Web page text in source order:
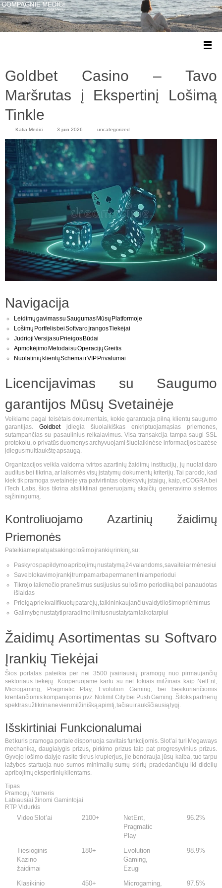
Goldbet Casino – Tavo
Maršrutas į Ekspertinį Lošimą
Tinkle
Katia Medici 3 juin 2026 uncategorized
Navigacija
Leidimų gavimas su Saugumas Mūsų Platformoje
Lošimų Portfelis bei Softvaro Įrangos Tiekėjai
Judrioji Versija su Prieigos Būdai
Apmokėjimo Metodai su Operacijų Greitis
Nuolatinių klientų Schema ir VIP Privalumai
Licencijavimas su Saugumo
garantijos Mūsų Svetainėje
Veikiame pagal teisėtais dokumentais, kokie garantuoja pilną klientų saugumo
garantijas. Goldbetįdiegia šiuolaikiškas enkriptuojamąsias priemones,
sutampančias su pasaulinius reikalavimus. Visa transakcija tampa saugi SSL
protokolu, o privatūs duomenys archyvuojami šiuolaikinėse informacijos bazėse
įdiegus multiaukštę apsaugą.
Organizacijos veikla valdoma tvirtos azartinių žaidimų institucijų, jų nuolat daro
auditus bei tikrina, ar laikomės visų įstatymų dokumentų kriterijų. Tai parodo, kad
kiek tik pramoga svetainėje yra patvirtintas objektyvių įstaigų, kaip, eCOGRA bei
iTech Labs, šios tikrina atsitiktinai generuojamų skaičių generavimo sistemos
sąžiningumą.
Kontroliuojamo Azartinių žaidimų
Priemonės
Pateikiame platų atsakingo lošimo įrankių rinkinį, su:
Paskyros papildymo apribojimų nustatymą 24 valandoms, savaitei ar mėnesiui
Save blokavimo įrankį trumpam arba permanentiniam periodui
Tikrojo laikmečio pranešimus susijusius su lošimo periodiką bei panaudotas
išlaidas
Prieigą prie kvalifikuotų patarėjų, talkininkaujančių valdyti lošimo priėmimus
Galimybę nustatyti praradimo limitus nustatytam laikotarpiui
Žaidimų Asortimentas su Softvaro
Įrankių Tiekėjai
Šios portalas pateikia per nei 3500 įvairiausių pramogų nuo pirmaujančių
sektoriaus tiekėjų. Kooperuojame kartu su net tokiais milžinais kaip NetEnt,
Microgaming, Pragmatic Play, Evolution Gaming, bei besikuriančiomis
krentančiomis kompanijomis pvz. Nolimit City bei Push Gaming. Šitoks partnerių
spektras užtikrina ne vien milžinišką apimtį, tačiau ir aukščiausią lygį.
Išskirtiniai Funkcionalumai
Bet kuris pramoga portale disponuoja savitais funkcijomis. Slot’ai turi Megaways
mechaniką, daugialygis prizus, pirkimo prizus taip pat progresyvinius prizus.
Gyvojo lošimo dalyje rasite tikrus krupierjus, jie bendrauja jūsų kalba, tuo tarpu
lažybos startuoja nuo sumos minimalių sumų skirtų pradedančiųjų iki didelių
apribojimų ekspertinių klientams.
Tipas
Pramogų Numeris
Labiausiai žinomi Gamintojai
RTP Vidurkis
Video Slot’ai 2100+
NetEnt,
Pragmatic
Play
96.2%
Tiesioginis
Kazino
žaidimai
180+
Evolution
Gaming,
Ezugi
98.9%
Klasikinio
450+
Microgaming,
97.5%